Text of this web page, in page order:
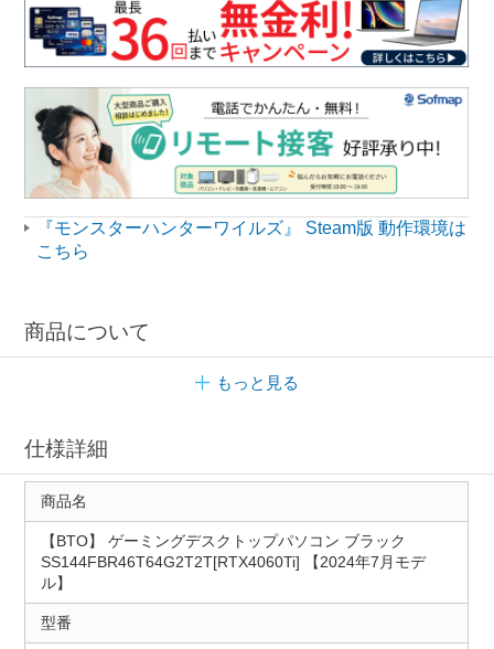
『モンスターハンターワイルズ』 Steam版 動作環境は
こちら
商品について
もっと見る
仕様詳細
商品名
【BTO】 ゲーミングデスクトップパソコン ブラック
SS144FBR46T64G2T2T[RTX4060Ti] 【2024年7月モデ
ル】
型番